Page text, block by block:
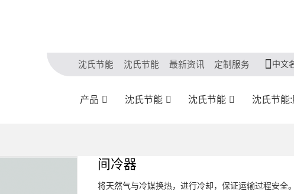
沈氏节能 沈氏节能 最新资讯 定制服务 中文
产品 沈氏节能 沈氏节能 沈氏节能
间冷器
将天然气与冷媒换热，进行冷却，保证运输过程安全